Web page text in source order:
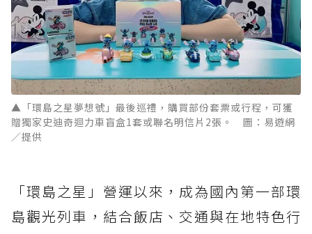
▲「環島之星夢想號」最後巡禮，購買部份套票或行程，可獲
贈獨家史迪奇迴力車盲盒1套或聯名明信片2張。 圖：易遊網
／提供
「環島之星」營運以來，成為國內第一部環
島觀光列車，結合飯店、交通與在地特色行